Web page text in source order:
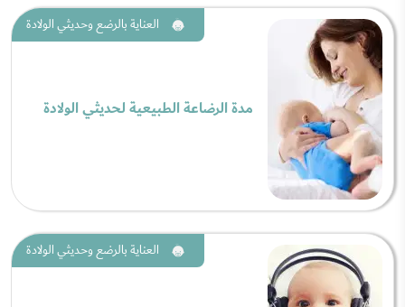
العناية بالرضع وحديثي الولادة
مدة الرضاعة الطبيعية لحديثي الولادة
العناية بالرضع وحديثي الولادة